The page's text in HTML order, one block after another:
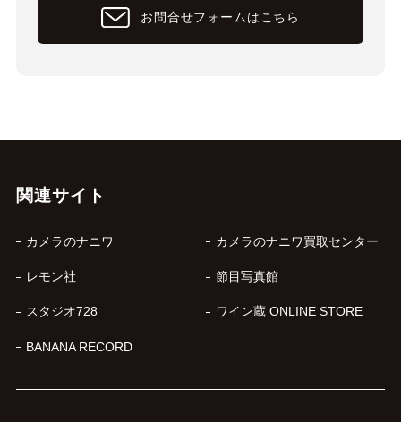
お問合せフォームはこちら
関連サイト
カメラのナニワ カメラのナニワ買取センター
レモン社 節目写真館
スタジオ728 ワイン蔵 ONLINE STORE
BANANA RECORD